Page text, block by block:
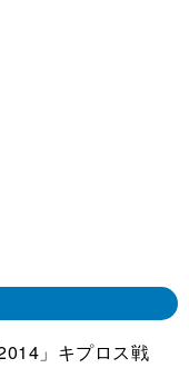
」キプロス戦